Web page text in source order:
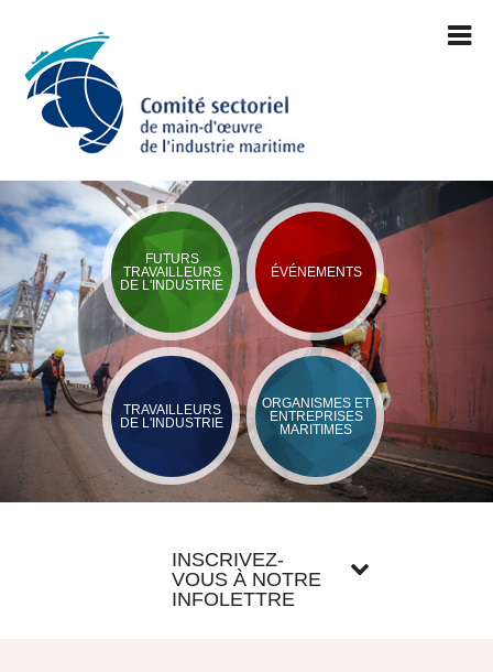
FUTURS
TRAVAILLEURS
DE L'INDUSTRIE
ÉVÉNEMENTS
TRAVAILLEURS
DE L'INDUSTRIE
ORGANISMES ET
ENTREPRISES
MARITIMES
INSCRIVEZ-
VOUS À NOTRE
INFOLETTRE